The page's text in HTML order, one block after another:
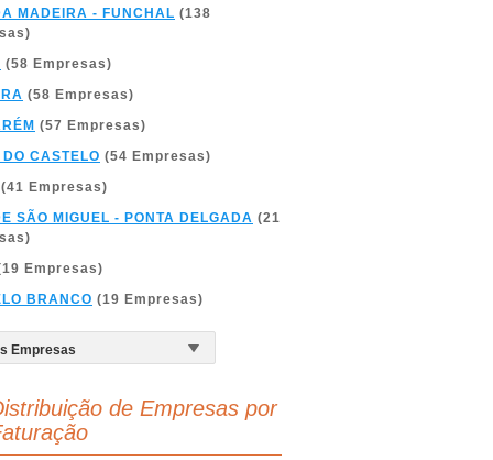
MADEIRA - FUNCHAL (138
(58 Empresas)
(58 Empresas)
(57 Empresas)
CASTELO (54 Empresas)
(41 Empresas)
SÃO MIGUEL - PONTA DELGADA (21
Empresas)
BRANCO (19 Empresas)
de Empresas por